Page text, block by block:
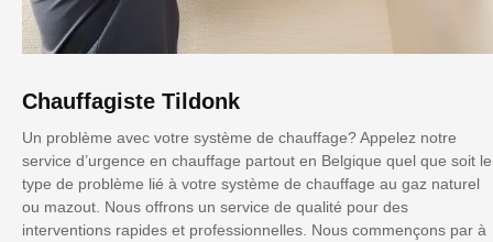
Chauffagiste Tildonk
Un problème avec votre système de chauffage? Appelez notre
service d’urgence en chauffage partout en Belgique quel que soit le
type de problème lié à votre système de chauffage au gaz naturel
ou mazout. Nous offrons un service de qualité pour des
interventions rapides et professionnelles. Nous commençons par à